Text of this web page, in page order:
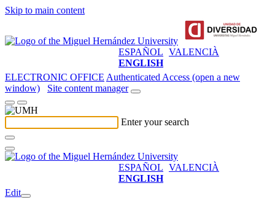
Skip to main content
ESPAÑOL VALENCIÀ
ENGLISH
ELECTRONIC OFFICE Authenticated Access (open a new
window)
Site content manager
Enter your search
ESPAÑOL VALENCIÀ
ENGLISH
Edit